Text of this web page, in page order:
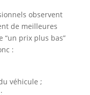
observent
de meilleures
“un prix plus bas”
:
véhicule ;